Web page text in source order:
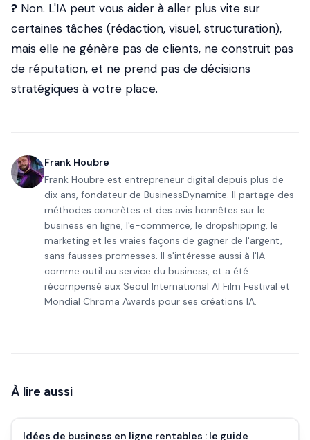
? Non. L'IA peut vous aider à aller plus vite sur
certaines tâches (rédaction, visuel, structuration),
mais elle ne génère pas de clients, ne construit pas
de réputation, et ne prend pas de décisions
stratégiques à votre place.
Frank Houbre
Frank Houbre est entrepreneur digital depuis plus de
dix ans, fondateur de BusinessDynamite. Il partage des
méthodes concrètes et des avis honnêtes sur le
business en ligne, l'e-commerce, le dropshipping, le
marketing et les vraies façons de gagner de l'argent,
sans fausses promesses. Il s'intéresse aussi à l'IA
comme outil au service du business, et a été
récompensé aux Seoul International AI Film Festival et
Mondial Chroma Awards pour ses créations IA.
À lire aussi
Idées de business en ligne rentables : le guide